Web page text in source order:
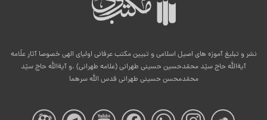
نشر و تبلیغ آموزه های اصیل اسلامی و تبیین مکتب عرفانی اولیای الهی خصوصا آثار علّامه
آیةالله حاج سیّد محمّدحسین حسینی طهرانی (علامه طهرانی) .و آیةالله حاج سیّد
محمّدمحسن حسینی طهرانی قدس الله سرهما